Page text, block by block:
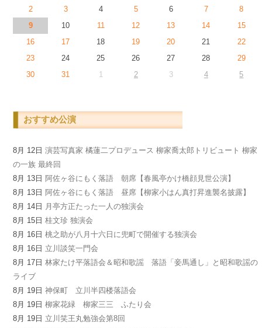
2 3 4 5 6 7
8
9
10 11 12 13 14
15
16
17 18 19 20 21
22
23
24 25 26 27 28
29
30
31 1 2 3 4 5
おすすめ公演
8月 12日演芸写真家 橘蓮二プロデュース 柳家喬太郎トリビュート 柳家
の一族 最終回
8月 13日阿佐ヶ谷にもく落語 朝席【春風亭かけ橋顔見世公演】
8月 13日阿佐ヶ谷にもく落語 昼席【柳家小はん真打昇進襲名披露】
8月 14日 月亭方正たった一人の独演会
8月 15日桂文珍 独演会
8月 16日桃之助が八月十六日に兜町で開催する独演会
8月 16日 立川談笑一門会
8月 17日林家たけ平落語会＆昭和歌謡 落語「妾馬通し」と昭和歌謡の
ライブ
8月 19日神保町 立川半四楼落語会
8月 19日柳家花緑 柳家三三 ふたり会
8月 19日 立川笑王丸勉強会第8回